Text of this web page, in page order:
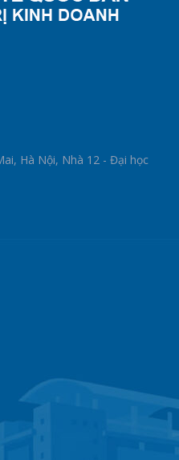
Hà Nội, Nhà 12 - Đại học